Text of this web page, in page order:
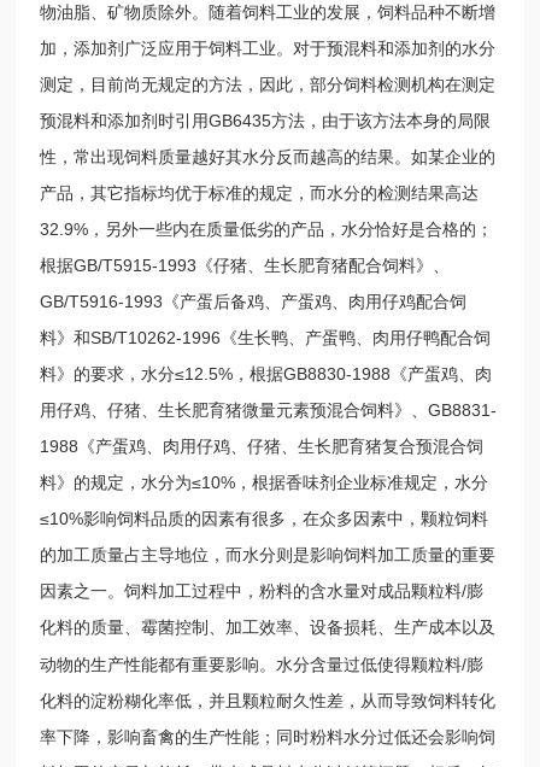
物油脂、矿物质除外。随着饲料工业的发展，饲料品种不断增
加，添加剂广泛应用于饲料工业。对于预混料和添加剂的水分
测定，目前尚无规定的方法，因此，部分饲料检测机构在测定
预混料和添加剂时引用GB6435方法，由于该方法本身的局限
性，常出现饲料质量越好其水分反而越高的结果。如某企业的
产品，其它指标均优于标准的规定，而水分的检测结果高达
32.9%，另外一些内在质量低劣的产品，水分恰好是合格的；
根据GB/T5915-1993《仔猪、生长肥育猪配合饲料》、
GB/T5916-1993《产蛋后备鸡、产蛋鸡、肉用仔鸡配合饲
料》和SB/T10262-1996《生长鸭、产蛋鸭、肉用仔鸭配合饲
料》的要求，水分≤12.5%，根据GB8830-1988《产蛋鸡、肉
用仔鸡、仔猪、生长肥育猪微量元素预混合饲料》、GB8831-
1988《产蛋鸡、肉用仔鸡、仔猪、生长肥育猪复合预混合饲
料》的规定，水分为≤10%，根据香味剂企业标准规定，水分
≤10%影响饲料品质的因素有很多，在众多因素中，颗粒饲料
的加工质量占主导地位，而水分则是影响饲料加工质量的重要
因素之一。饲料加工过程中，粉料的含水量对成品颗粒料/膨
化料的质量、霉菌控制、加工效率、设备损耗、生产成本以及
动物的生产性能都有重要影响。水分含量过低使得颗粒料/膨
化料的淀粉糊化率低，并且颗粒耐久性差，从而导致饲料转化
率下降，影响畜禽的生产性能；同时粉料水分过低还会影响饲